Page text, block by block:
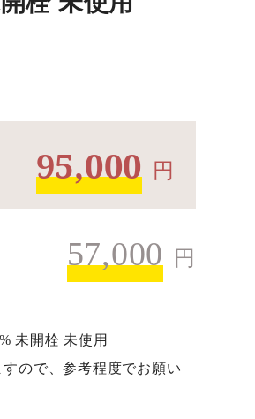
95,000 円
57,000 円
未開栓 未使用
ので、参考程度でお願い